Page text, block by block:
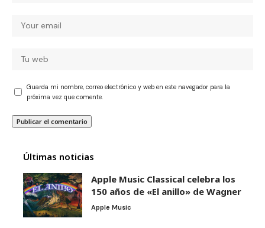
Guarda mi nombre, correo electrónico y web en este navegador para la
próxima vez que comente.
Últimas noticias
Apple Music Classical celebra los
150 años de «El anillo» de Wagner
Apple Music